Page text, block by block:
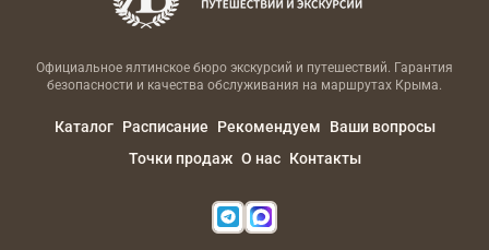
Официальное ялтинское бюро экскурсий и путешествий. Гарантия
безопасности и качества обслуживания на маршрутах Крыма.
Каталог Расписание Рекомендуем
Ваши вопросы
Точки продаж О нас Контакты